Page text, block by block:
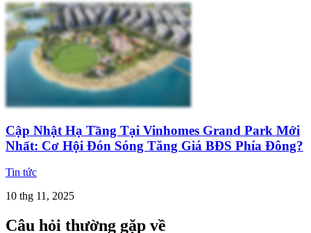
Cập Nhật Hạ Tầng Tại Vinhomes Grand Park Mới
Nhất: Cơ Hội Đón Sóng Tăng Giá BĐS Phía Đông?
Tin tức
10 thg 11, 2025
Câu hỏi thường gặp về